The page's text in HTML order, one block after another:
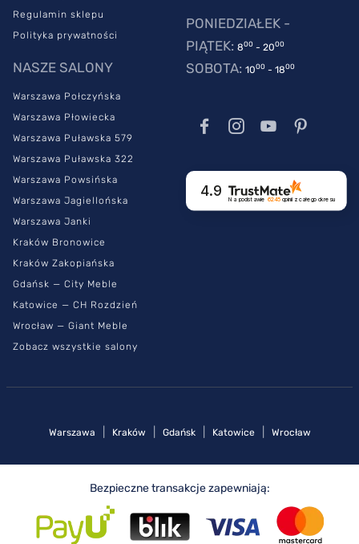
Regulamin sklepu
Polityka prywatności
NASZE SALONY
Warszawa Połczyńska
Warszawa Płowiecka
Warszawa Puławska 579
Warszawa Puławska 322
Warszawa Powsińska
Warszawa Jagiellońska
Warszawa Janki
Kraków Bronowice
Kraków Zakopiańska
Gdańsk — City Meble
Katowice — CH Rozdzień
Wrocław — Giant Meble
Zobacz wszystkie salony
PONIEDZIAŁEK -
PIĄTEK: 800 - 2000
SOBOTA: 1000 - 1800
4.9
Na podstawie 6245opinii z całego okresu
Warszawa Kraków Gdańsk Katowice Wrocław
Bezpieczne transakcje zapewniają: